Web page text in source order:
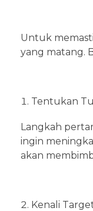
Untuk
yang matang.
Tentukan
Langkah
ingin
akan
Kenali